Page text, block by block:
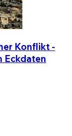
Konflikt -
Eckdaten